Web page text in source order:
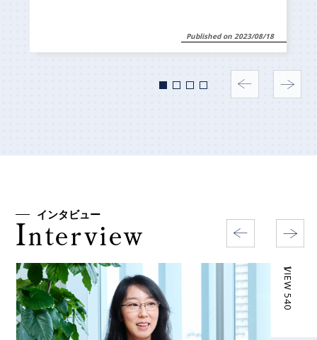
Published on 2023/08/18
Interview
インタビュー
ー VIEW 540